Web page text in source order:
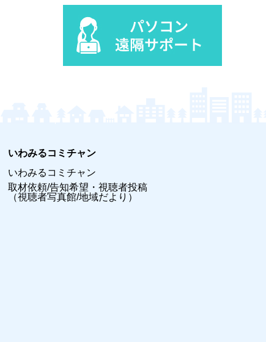
いわみるコミチャン
いわみるコミチャン
取材依頼/告知希望・視聴者投稿
（視聴者写真館/地域だより）